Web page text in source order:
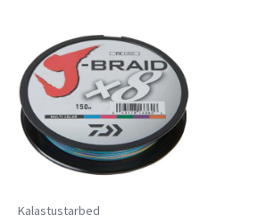
Kalastustarbed